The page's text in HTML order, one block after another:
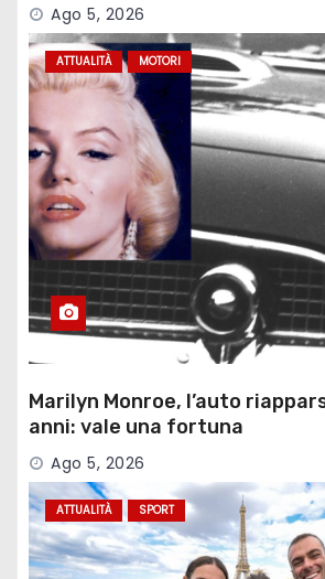
Ago 5, 2026
ATTUALITÀ MOTORI
Marilyn Monroe, l’auto
anni: vale una fortuna
Ago 5, 2026
ATTUALITÀ SPORT